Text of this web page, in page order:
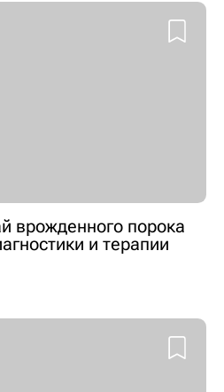
врожденного порока
и терапии